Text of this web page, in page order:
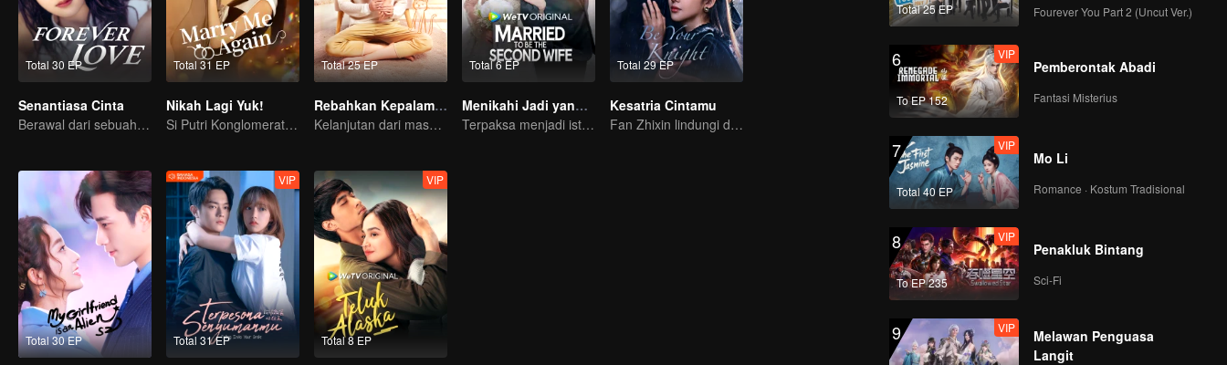
Total 30 EP
Senantiasa Cinta
Berawal dari sebuah ciuman
Total 31 EP
Nikah Lagi Yuk!
Si Putri Konglomerat jatuh cinta pada kembaran mendiang Suaminya?
Total 25 EP
Rebahkan Kepalamu di Bahuku
Kelanjutan dari masa muda yang manis
Total 6 EP
Menikahi Jadi yang Kedua
Terpaksa menjadi istri kedua di tengah himpitan ekonomi.
Total 29 EP
Kesatria Cintamu
Fan Zhixin lindungi doi dari marabahaya
Total 30 EP Total 31 EP
VIP
Total 8 EP
VIP
Total 25 EP Fourever You Part 2 (Uncut Ver.)
6
To EP 152
VIP
Pemberontak Abadi
Fantasi Misterius
7
Total 40 EP
VIP
Mo Li
Romance · Kostum Tradisional
8
To EP 235
VIP
Penakluk Bintang
Sci-Fi
9 VIP
Melawan Penguasa
Langit